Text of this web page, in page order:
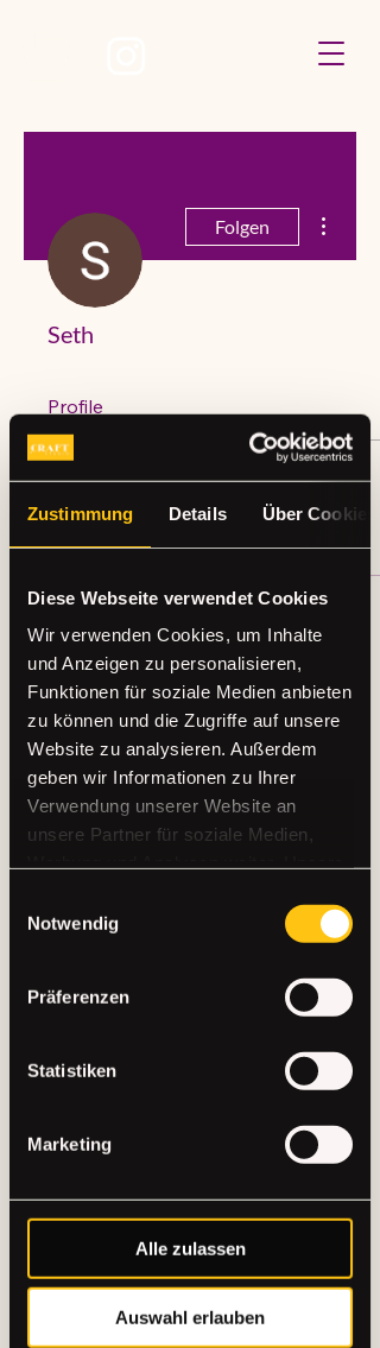
Zustimmung Details Über Cookies
Diese Webseite verwendet Cookies
Wir verwenden Cookies, um Inhalte
und Anzeigen zu personalisieren,
Funktionen für soziale Medien anbieten
zu können und die Zugriffe auf unsere
Website zu analysieren. Außerdem
geben wir Informationen zu Ihrer
Verwendung unserer Website an
unsere Partner für soziale Medien,
Werbung und Analysen weiter. Unsere
möglicherweise mit weiteren Daten
zusammen, die Sie ihnen bereitgestellt
haben oder die sie im Rahmen Ihrer
Nutzung der Dienste gesammelt
Notwendig
Präferenzen
Statistiken
Marketing
Alle zulassen
Auswahl erlauben
Folgen
Seth
Profile
Beitrittsdatum: 26. Mai 2026
Es gibt noch nichts zu
sehen
Wenn dieses Mitglied Infos über sich
selbst hinzufügt, erscheinen diese hier.
THE CRAFT
STUDIO
+49 (0)15565221368
hallo@the-craftstudio.de
Stresemannplatz 4 über